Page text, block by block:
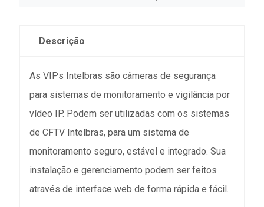
Descrição
As VIPs Intelbras são câmeras de segurança
para sistemas de monitoramento e vigilância por
vídeo IP. Podem ser utilizadas com os sistemas
de CFTV Intelbras, para um sistema de
monitoramento seguro, estável e integrado. Sua
instalação e gerenciamento podem ser feitos
através de interface web de forma rápida e fácil.